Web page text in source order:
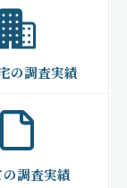
の調査実績
調査実績